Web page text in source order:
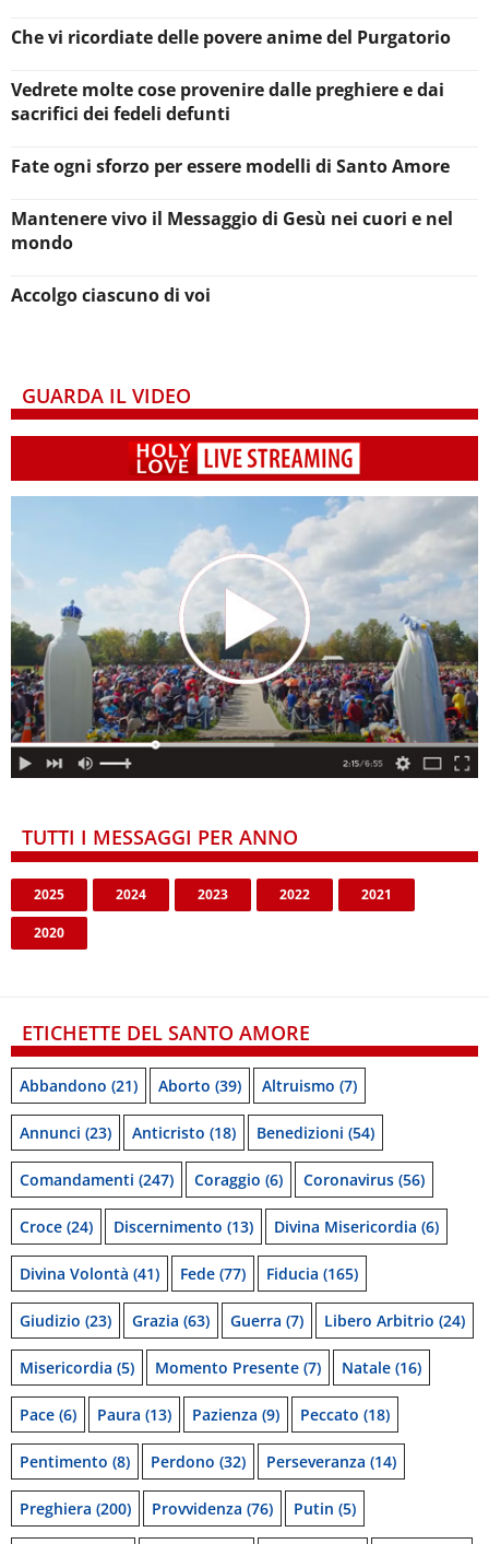
Che vi ricordiate delle povere anime del Purgatorio
Vedrete molte cose provenire dalle preghiere e dai
sacrifici dei fedeli defunti
Fate ogni sforzo per essere modelli di Santo Amore
Mantenere vivo il Messaggio di Gesù nei cuori e nel
mondo
Accolgo ciascuno di voi
GUARDA IL VIDEO
TUTTI I MESSAGGI PER ANNO
2025 2024 2023 2022 2021
2020
ETICHETTE DEL SANTO AMORE
Abbandono (21) Aborto (39) Altruismo (7)
Annunci (23) Anticristo (18) Benedizioni (54)
Comandamenti (247) Coraggio (6) Coronavirus (56)
Croce (24) Discernimento (13) Divina Misericordia (6)
Divina Volontà (41) Fede (77) Fiducia (165)
Giudizio (23) Grazia (63) Guerra (7) Libero Arbitrio (24)
Misericordia (5) Momento Presente (7) Natale (16)
Pace (6) Paura (13) Pazienza (9) Peccato (18)
Pentimento (8) Perdono (32) Perseveranza (14)
Preghiera (200) Provvidenza (76) Putin (5)